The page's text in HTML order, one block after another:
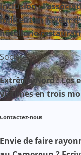
Inclusion :
militent en faveur
hôtellerie-
Société
Extrême-Nord : Les
victimes en trois
Contactez-nous
Envie de faire